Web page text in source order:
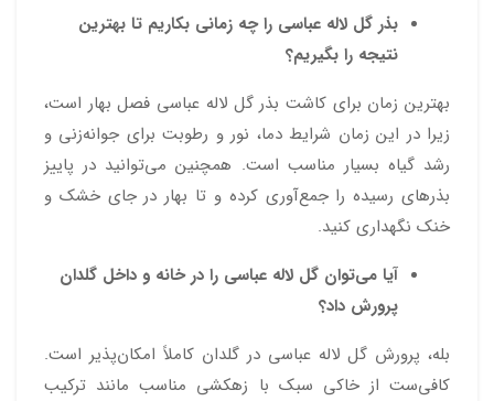
بذر گل لاله عباسی را چه زمانی بکاریم تا بهترین
نتیجه را بگیریم؟
بهترین زمان برای کاشت بذر گل لاله عباسی فصل بهار است،
زیرا در این زمان شرایط دما، نور و رطوبت برای جوانه‌زنی و
رشد گیاه بسیار مناسب است. همچنین می‌توانید در پاییز
بذرهای رسیده را جمع‌آوری کرده و تا بهار در جای خشک و
خنک نگهداری کنید.
آیا می‌توان گل لاله عباسی را در خانه و داخل گلدان
پرورش داد؟
بله، پرورش گل لاله عباسی در گلدان کاملاً امکان‌پذیر است.
کافی‌ست از خاکی سبک با زهکشی مناسب مانند ترکیب